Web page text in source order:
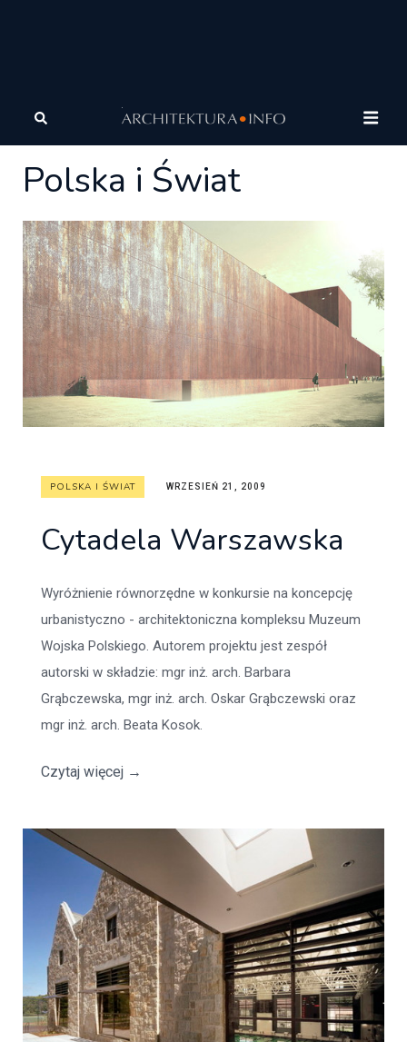
Architektura Architektura Polska i Świat
Polska i Świat
POLSKA I ŚWIAT WRZESIEŃ 21, 2009
Cytadela Warszawska
Wyróżnienie równorzędne w konkursie na koncepcję
urbanistyczno - architektoniczna kompleksu Muzeum
Wojska Polskiego. Autorem projektu jest zespół
autorski w składzie: mgr inż. arch. Barbara
Grąbczewska, mgr inż. arch. Oskar Grąbczewski oraz
mgr inż. arch. Beata Kosok.
Czytaj więcej →